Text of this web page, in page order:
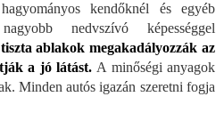
kendőknél és egyéb
nedvszívó képességgel
ablakok megakadályozzák az
a jó látást. A minőségi anyagok
Minden autós igazán szeretni fogja